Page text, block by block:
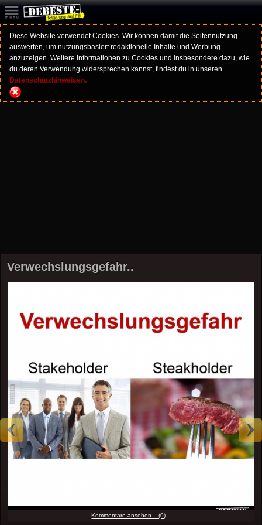
Diese Website verwendet Cookies. Wir können damit die Seitennutzung
auswerten, um nutzungsbasiert redaktionelle Inhalte und Werbung
anzuzeigen. Weitere Informationen zu Cookies und insbesondere dazu, wie
du deren Verwendung widersprechen kannst, findest du in unseren
Datenschutzhinweisen.
Verwechslungsgefahr..
Kommentare ansehen... (0)